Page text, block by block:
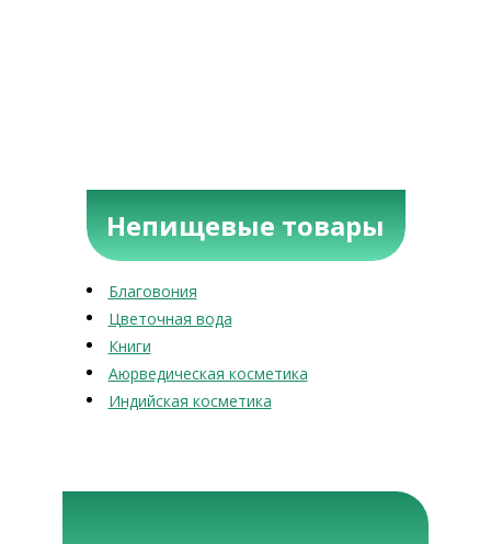
Непищевые товары
Благовония
Цветочная вода
Книги
Аюрведическая косметика
Индийская косметика